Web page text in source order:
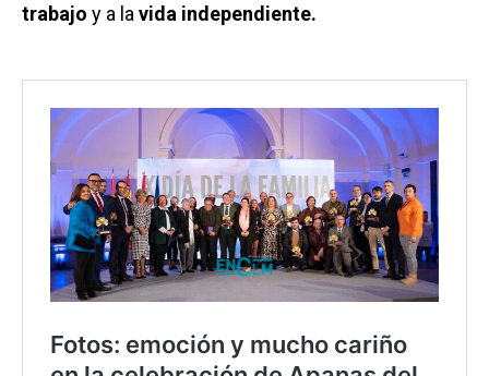
trabajo y a la vida independiente.